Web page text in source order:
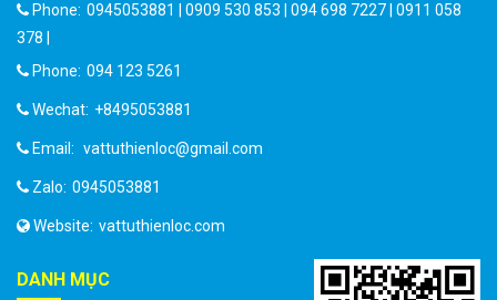
Phone: 0945053881 | 0909 530 853 | 094 698 7227 | 0911 058
378 |
Phone: 094 123 5261
Wechat: +8495053881
Email: vattuthienloc@gmail.com
Zalo: 0945053881
Website: vattuthienloc.com
DANH MỤC